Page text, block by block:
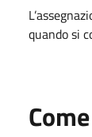
quando si